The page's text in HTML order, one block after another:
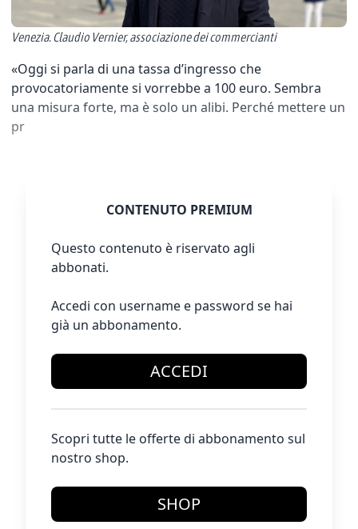
Venezia. Claudio Vernier, associazione dei commercianti
«Oggi si parla di una tassa d’ingresso che
provocatoriamente si vorrebbe a 100 euro. Sembra
una misura forte, ma è solo un alibi. Perché mettere un
pr
CONTENUTO PREMIUM
Questo contenuto è riservato agli
abbonati.
Accedi con username e password se hai
già un abbonamento.
ACCEDI
Scopri tutte le offerte di abbonamento sul
nostro shop.
SHOP